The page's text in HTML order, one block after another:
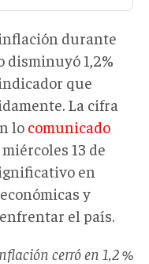
durante
disminuyó 1,2%
que
La cifra
lo comunicado
13 de
en
y
el país.
cerró en 1,2 %